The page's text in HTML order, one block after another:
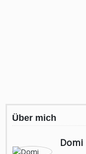
Über mich
Domi